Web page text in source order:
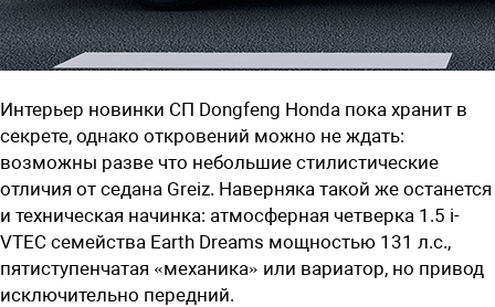
Интерьер новинки СП Dongfeng Honda пока хранит в
секрете, однако откровений можно не ждать:
возможны разве что небольшие стилистические
отличия от седана Greiz. Наверняка такой же останется
и техническая начинка: атмосферная четверка 1.5 i-
VTEC семейства Earth Dreams мощностью 131 л.с.,
пятиступенчатая «механика» или вариатор, но привод
исключительно передний.